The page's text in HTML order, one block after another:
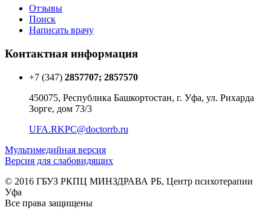
Отзывы
Поиск
Написать врачу
Контактная информация
+7 (347) 2857707; 2857570
450075, Республика Башкортостан, г. Уфа, ул. Рихарда
Зорге, дом 73/3
UFA.RKPC@doctorrb.ru
Мультимедийная версия
Версия для слабовидящих
© 2016 ГБУЗ РКПЦ МИНЗДРАВА РБ, Центр психотерапии
Уфа
Все права защищены